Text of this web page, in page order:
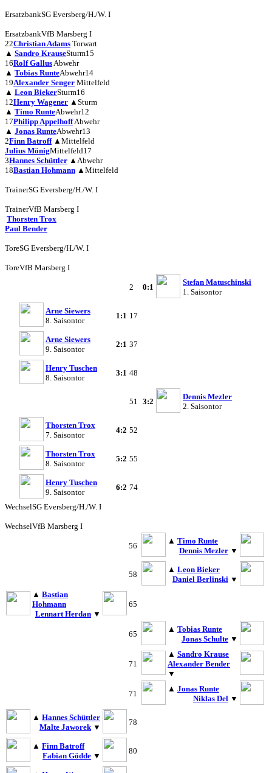
ErsatzbankSG Eversberg/H./W. I
ErsatzbankVfB Marsberg I
22Christian Adams Torwart
▲ Sandro KrauseSturm15
16Rolf GallusAbwehr
▲ Tobias RunteAbwehr14
19Alexander Senger Mittelfeld
▲ Leon BiekerSturm16
12Henry Wagener ▲ Sturm
▲ Timo RunteAbwehr12
17Philipp AppelhoffAbwehr
▲ Jonas RunteAbwehr13
2Finn Batroff ▲ Mittelfeld
Julius MönigMittelfeld17
3Hannes Schüttler ▲ Abwehr
18Bastian Hohmann ▲ Mittelfeld
TrainerSG Eversberg/H./W. I
TrainerVfB Marsberg I
Thorsten Trox
Paul Bender
ToreSG Eversberg/H./W. I
ToreVfB Marsberg I
2 0:1
Stefan Matuschinski
1. Saisontor
Arne Siewers
8. Saisontor
1:1 17
Arne Siewers
9. Saisontor
2:1 37
Henry Tuschen
8. Saisontor
3:1 48
51 3:2
Dennis Mezler
2. Saisontor
Thorsten Trox
7. Saisontor
4:2 52
Thorsten Trox
8. Saisontor
5:2 55
Henry Tuschen
9. Saisontor
6:2 74
WechselSG Eversberg/H./W. I
WechselVfB Marsberg I
56
▲ Timo Runte
Dennis Mezler ▼
58
▲ Leon Bieker
Daniel Berlinski ▼
▲ Bastian
Hohmann
Lennart Herdan ▼
65
65
▲ Tobias Runte
Jonas Schulte ▼
71
▲ Sandro Krause
Alexander Bender
▼
71
▲ Jonas Runte
Niklas Del ▼
▲ Hannes Schüttler
Malte Jaworek ▼
78
▲ Finn Batroff
Fabian Gödde ▼
80